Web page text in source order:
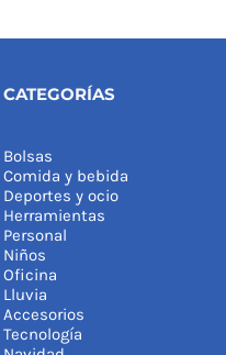
CATEGORÍAS
Bolsas
Comida y bebida
Deportes y ocio
Herramientas
Personal
Niños
Oficina
Lluvia
Accesorios
Tecnología